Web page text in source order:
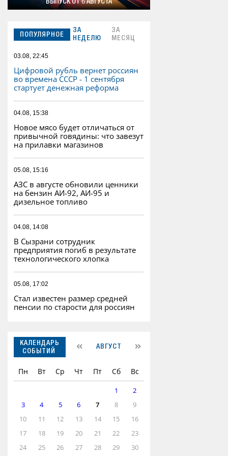
ВЫПУСК ОТ 6 АВГУСТА
ПОПУЛЯРНОЕ
ЗА
НЕДЕЛЮ
ЗА
МЕСЯЦ
03.08, 22:45
Цифровой рубль вернет россиян
во времена СССР - 1 сентября
стартует денежная реформа
04.08, 15:38
Новое мясо будет отличаться от
привычной говядины: что завезут
на прилавки магазинов
05.08, 15:16
АЗС в августе обновили ценники
на бензин АИ-92, АИ-95 и
дизельное топливо
04.08, 14:08
В Сызрани сотрудник
предприятия погиб в результате
технологического хлопка
05.08, 17:02
Стал известен размер средней
пенсии по старости для россиян
КАЛЕНДАРЬ
СОБЫТИЙ
АВГУСТ
Пн Вт Ср Чт Пт Сб Вс
1
2
3
4 5 6 7 8
9
10
11 12 13 14 15
16
17
18 19 20 21 22
23
24
25 26 27 28 29 30